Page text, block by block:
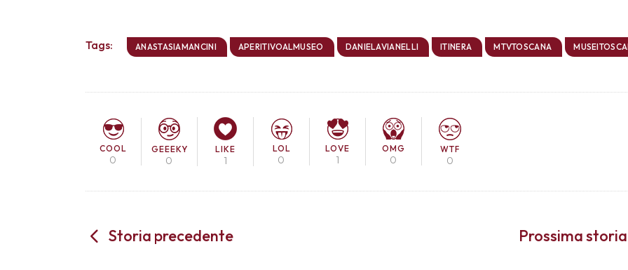
Tags: ANASTASIAMANCINI APERITIVOALMUSEO DANIELAVIANELLI ITINERA MTVTOSCANA
COOL
0
GEEEKY
0
LIKE
1
LOL
0
LOVE
1
OMG
0
WTF
0
Storia precedente Prossima storia